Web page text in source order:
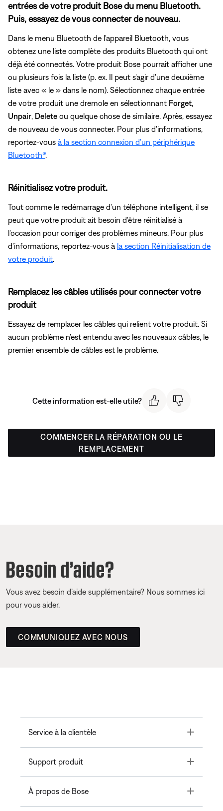
entrées de votre produit Bose du menu Bluetooth.
Puis, essayez de vous connecter de nouveau.
Dans le menu Bluetooth de l'appareil Bluetooth, vous
obtenez une liste complète des produits Bluetooth qui ont
déjà été connectés. Votre produit Bose pourrait afficher une
ou plusieurs fois la liste (p. ex. Il peut s'agir d'une deuxième
liste avec « le » dans le nom). Sélectionnez chaque entrée
de votre produit une dremole en sélectionnant Forget,
Unpair, Delete ou quelque chose de similaire. Après, essayez
de nouveau de vous connecter. Pour plus d'informations,
reportez-vous à la section connexion d'un périphérique
Bluetooth®.
Réinitialisez votre produit.
Tout comme le redémarrage d'un téléphone intelligent, il se
peut que votre produit ait besoin d'être réinitialisé à
l'occasion pour corriger des problèmes mineurs. Pour plus
d'informations, reportez-vous à la section Réinitialisation de
votre produit.
Remplacez les câbles utilisés pour connecter votre
produit
Essayez de remplacer les câbles qui relient votre produit. Si
aucun problème n'est entendu avec les nouveaux câbles, le
premier ensemble de câbles est le problème.
Cette information est-elle utile?
COMMENCER LA RÉPARATION OU LE
REMPLACEMENT
Besoin d’aide?
Vous avez besoin d’aide supplémentaire? Nous sommes ici
pour vous aider.
COMMUNIQUEZ AVEC NOUS
Service à la clientèle Toggle
Support produit Toggle
À propos de Bose Toggle